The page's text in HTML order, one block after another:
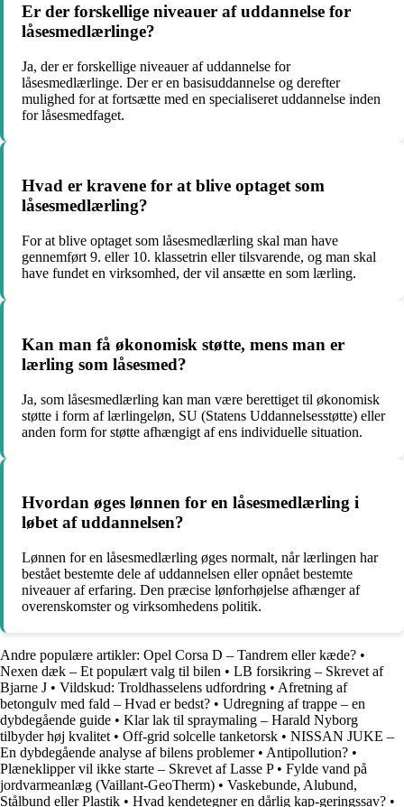
Er der forskellige niveauer af uddannelse for
låsesmedlærlinge?
Ja, der er forskellige niveauer af uddannelse for
låsesmedlærlinge. Der er en basisuddannelse og derefter
mulighed for at fortsætte med en specialiseret uddannelse inden
for låsesmedfaget.
Hvad er kravene for at blive optaget som
låsesmedlærling?
For at blive optaget som låsesmedlærling skal man have
gennemført 9. eller 10. klassetrin eller tilsvarende, og man skal
have fundet en virksomhed, der vil ansætte en som lærling.
Kan man få økonomisk støtte, mens man er
lærling som låsesmed?
Ja, som låsesmedlærling kan man være berettiget til økonomisk
støtte i form af lærlingeløn, SU (Statens Uddannelsesstøtte) eller
anden form for støtte afhængigt af ens individuelle situation.
Hvordan øges lønnen for en låsesmedlærling i
løbet af uddannelsen?
Lønnen for en låsesmedlærling øges normalt, når lærlingen har
bestået bestemte dele af uddannelsen eller opnået bestemte
niveauer af erfaring. Den præcise lønforhøjelse afhænger af
overenskomster og virksomhedens politik.
Andre populære artikler: Opel Corsa D – Tandrem eller kæde? •
Nexen dæk – Et populært valg til bilen • LB forsikring – Skrevet af
Bjarne J • Vildskud: Troldhasselens udfordring • Afretning af
betongulv med fald – Hvad er bedst? • Udregning af trappe – en
dybdegående guide • Klar lak til spraymaling – Harald Nyborg
tilbyder høj kvalitet • Off-grid solcelle tanketorsk • NISSAN JUKE –
En dybdegående analyse af bilens problemer• Antipollution? •
Plæneklipper vil ikke starte – Skrevet af Lasse P• Fylde vand på
jordvarmeanlæg (Vaillant-GeoTherm) • Vaskebunde, Alubund,
Stålbund eller Plastik • Hvad kendetegner en dårlig kap-geringssav? •